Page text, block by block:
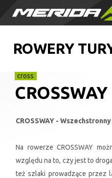
ROWERY
cross
CROSSWAY
CROSSWAY -
Na rowerze CROSSWAY
względu na to, czy jest to
też szlaki prowadzące przez